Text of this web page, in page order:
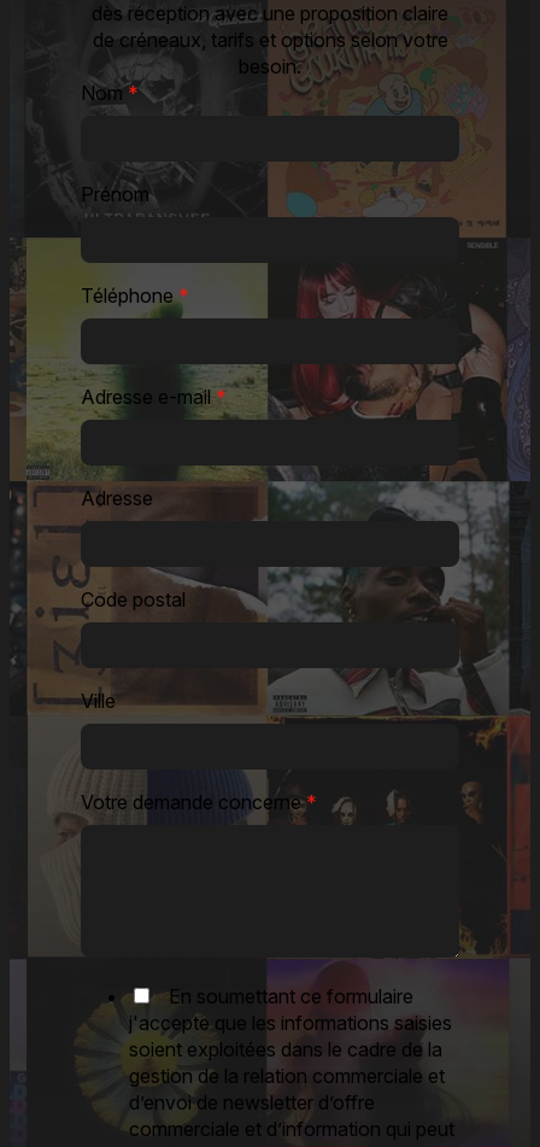
dès réception avec une proposition claire
de créneaux, tarifs et options selon votre
besoin.
Nom*
Prénom
Téléphone*
Adresse e-mail *
Adresse
Code postal
Ville
Votre demande concerne*
En soumettant ce formulaire
j'accepte que les informations saisies
soient exploitées dans le cadre de la
gestion de la relation commerciale et
d’envoi de newsletter d’offre
commerciale et d’information qui peut